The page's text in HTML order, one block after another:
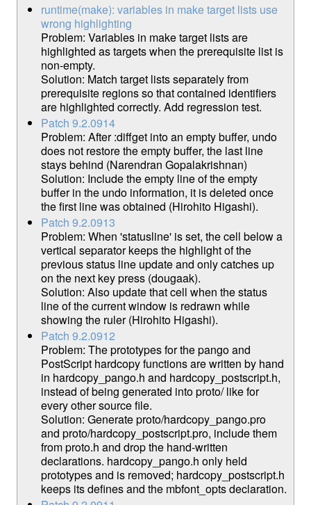
runtime(make): variables in make target lists use
wrong highlighting
Problem: Variables in make target lists are
highlighted as targets when the prerequisite list is
non-empty.
Solution: Match target lists separately from
prerequisite regions so that contained identifiers
are highlighted correctly. Add regression test.
Patch 9.2.0914
Problem: After :diffget into an empty buffer, undo
does not restore the empty buffer, the last line
stays behind (Narendran Gopalakrishnan)
Solution: Include the empty line of the empty
buffer in the undo information, it is deleted once
the first line was obtained (Hirohito Higashi).
Patch 9.2.0913
Problem: When 'statusline' is set, the cell below a
vertical separator keeps the highlight of the
previous status line update and only catches up
on the next key press (dougaak).
Solution: Also update that cell when the status
line of the current window is redrawn while
showing the ruler (Hirohito Higashi).
Patch 9.2.0912
Problem: The prototypes for the pango and
PostScript hardcopy functions are written by hand
in hardcopy_pango.h and hardcopy_postscript.h,
instead of being generated into proto/ like for
every other source file.
Solution: Generate proto/hardcopy_pango.pro
and proto/hardcopy_postscript.pro, include them
from proto.h and drop the hand-written
declarations. hardcopy_pango.h only held
prototypes and is removed; hardcopy_postscript.h
keeps its defines and the mbfont_opts declaration.